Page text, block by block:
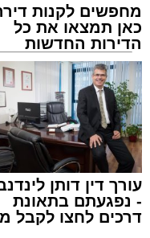
מחפשים לקנות
כאן תמצאו את כל
הדירות החדשות
למכירה באשדוד
עורך דין דותן
- נפגעתם בתאונת
דרכים לחצו לקבל